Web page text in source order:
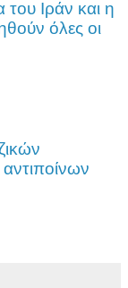
Ιράν και η
όλες οι